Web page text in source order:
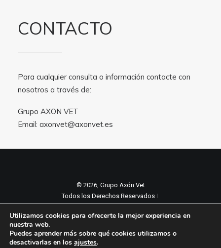
CONTACTO
Para cualquier consulta o información contacte con
nosotros a través de:
Grupo AXON VET
Email: axonvet@axonvet.es
© 2026, Grupo Axón Vet
Todos los Derechos Reservados ǀ
Política de cookies
Utilizamos cookies para ofrecerte la mejor experiencia en
nuestra web.
Puedes aprender más sobre qué cookies utilizamos o
desactivarlas en los ajustes.